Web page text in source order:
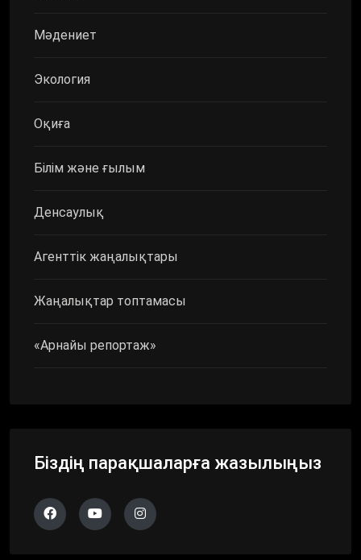
Мәдениет
Экология
Оқиға
Білім және ғылым
Денсаулық
Агенттік жаңалықтары
Жаңалықтар топтамасы
«Арнайы репортаж»
Біздің парақшаларға жазылыңыз